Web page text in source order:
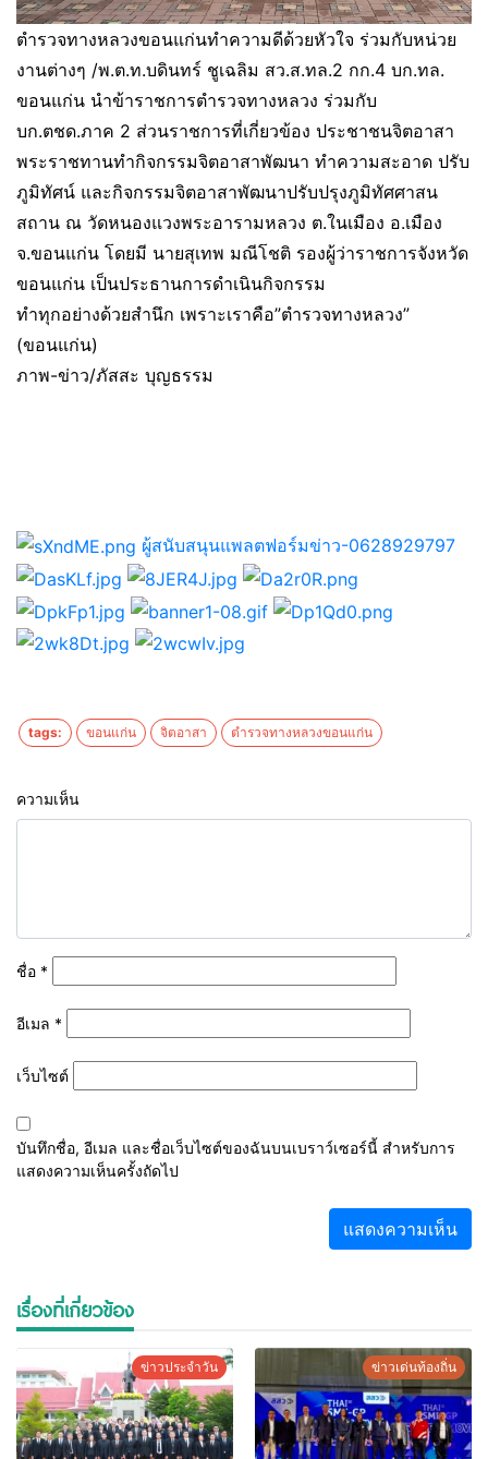
ตำรวจทางหลวงขอนแก่นทำความดีด้วยหัวใจ ร่วมกับหน่วย
งานต่างๆ /พ.ต.ท.บดินทร์ ชูเฉลิม สว.ส.ทล.2 กก.4 บก.ทล.
ขอนแก่น นำข้าราชการตำรวจทางหลวง ร่วมกับ
บก.ตชด.ภาค 2 ส่วนราชการที่เกี่ยวข้อง ประชาชนจิตอาสา
พระราชทานทำกิจกรรมจิตอาสาพัฒนา ทำความสะอาด ปรับ
ภูมิทัศน์ และกิจกรรมจิตอาสาพัฒนาปรับปรุงภูมิทัศศาสน
สถาน ณ วัดหนองแวงพระอารามหลวง ต.ในเมือง อ.เมือง
จ.ขอนแก่น โดยมี นายสุเทพ มณีโชติ รองผู้ว่าราชการจังหวัด
ขอนแก่น เป็นประธานการดำเนินกิจกรรม
ทำทุกอย่างด้วยสำนึก เพราะเราคือ”ตำรวจทางหลวง”
(ขอนแก่น)
ภาพ-ข่าว/ภัสสะ บุญธรรม
ผู้สนับสนุนแพลตฟอร์มข่าว-0628929797
tags: ขอนแก่น จิตอาสา ตำรวจทางหลวงขอนแก่น
ความเห็น
ชื่อ *
อีเมล *
เว็บไซต์
บันทึกชื่อ, อีเมล และชื่อเว็บไซต์ของฉันบนเบราว์เซอร์นี้ สำหรับการ
แสดงความเห็นครั้งถัดไป
เรื่องที่เกี่ยวข้อง
ข่าวประจำวัน ข่าวเด่นท้องถิ่น